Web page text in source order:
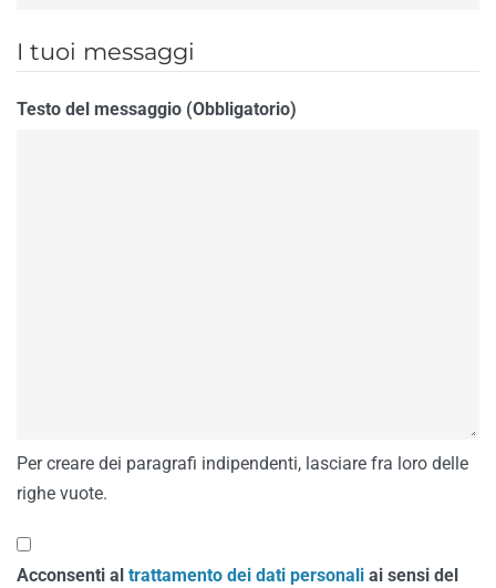
I tuoi messaggi
Testo del messaggio (Obbligatorio)
Per creare dei paragrafi indipendenti, lasciare fra loro delle
righe vuote.
Acconsenti al trattamento dei dati personali ai sensi del